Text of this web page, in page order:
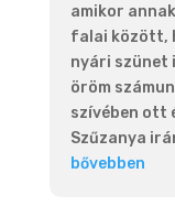
amikor
falai között,
nyári szünet
öröm
szívében ott
Szűzanya
bővebben